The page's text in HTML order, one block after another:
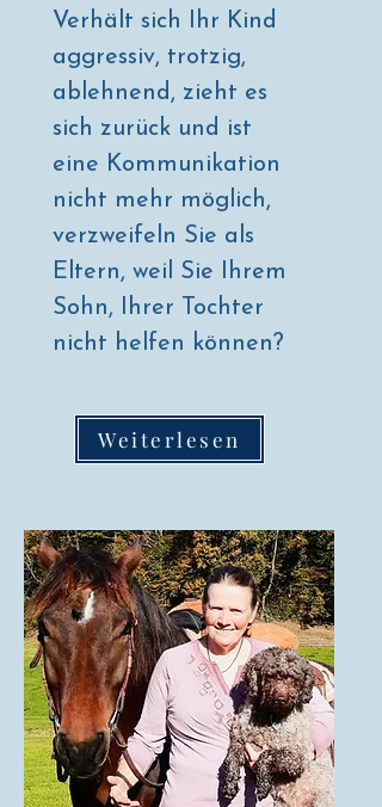
Verhält sich Ihr Kind
aggressiv, trotzig,
ablehnend, zieht es
sich zurück und ist
eine Kommunikation
nicht mehr möglich,
verzweifeln Sie als
Eltern, weil Sie Ihrem
Sohn, Ihrer Tochter
nicht helfen können?
Weiterlesen